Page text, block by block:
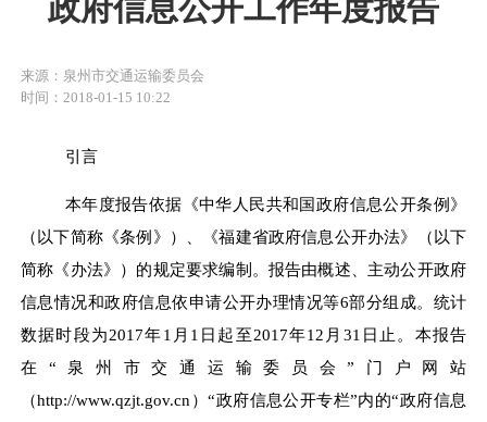
政府信息公开工作年度报告
来源：泉州市交通运输委员会
时间：2018-01-15 10:22
引言
本年度报告依据 《中华人民共和国政府信息公开条例》
（以下简称《条例》）、《福建省政府信息公开办法》（以下
简称《办法》）的规定要求编制。报告由概述、主动公开政府
信息情况和政府信息依申请公开办理情况等6部分组成。 统计
数据时段为201 7年1 月 1 日起至201 7年12 月 31 日止。本报告
在 “ 泉州市交通运输委员会” 门户网站
（http://www.qzjt.gov.cn ）“政府信息公开专栏”内的“政府信息